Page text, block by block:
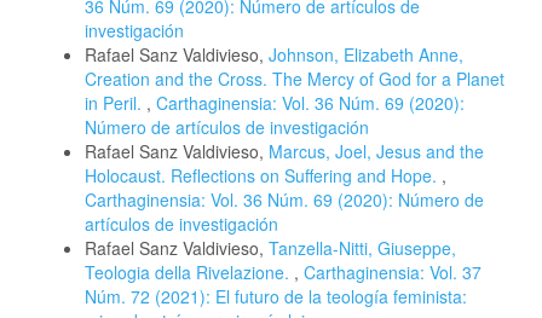
36 Núm. 69 (2020): Número de artículos de
investigación
Rafael Sanz Valdivieso, Johnson, Elizabeth Anne,
Creation and the Cross. The Mercy of God for a Planet
in Peril. , Carthaginensia: Vol. 36 Núm. 69 (2020):
Número de artículos de investigación
Rafael Sanz Valdivieso, Marcus, Joel, Jesus and the
Holocaust. Reflections on Suffering and Hope. ,
Carthaginensia: Vol. 36 Núm. 69 (2020): Número de
artículos de investigación
Rafael Sanz Valdivieso, Tanzella-Nitti, Giuseppe,
Teologia della Rivelazione. , Carthaginensia: Vol. 37
Núm. 72 (2021): El futuro de la teología feminista: